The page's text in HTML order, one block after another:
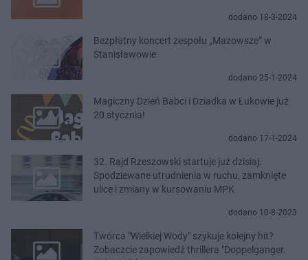
dodano 18-3-2024
Bezpłatny koncert zespołu „Mazowsze” w
Stanisławowie
dodano 25-1-2024
Magiczny Dzień Babci i Dziadka w Łukowie już
20 stycznia!
dodano 17-1-2024
32. Rajd Rzeszowski startuje już dzisiaj.
Spodziewane utrudnienia w ruchu, zamknięte
ulice i zmiany w kursowaniu MPK
dodano 10-8-2023
Twórca "Wielkiej Wody" szykuje kolejny hit?
Zobaczcie zapowiedź thrillera "Doppelganger.